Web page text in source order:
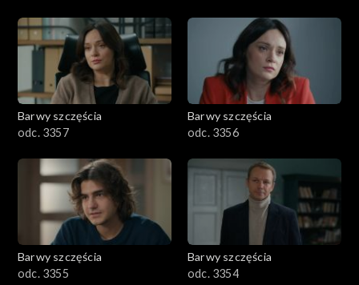
Barwy szczęścia
odc. 3357
Barwy szczęścia
odc. 3356
Barwy szczęścia
odc. 3355
Barwy szczęścia
odc. 3354